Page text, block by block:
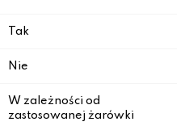
Tak
Nie
W zależności od
zastosowanej żarówki